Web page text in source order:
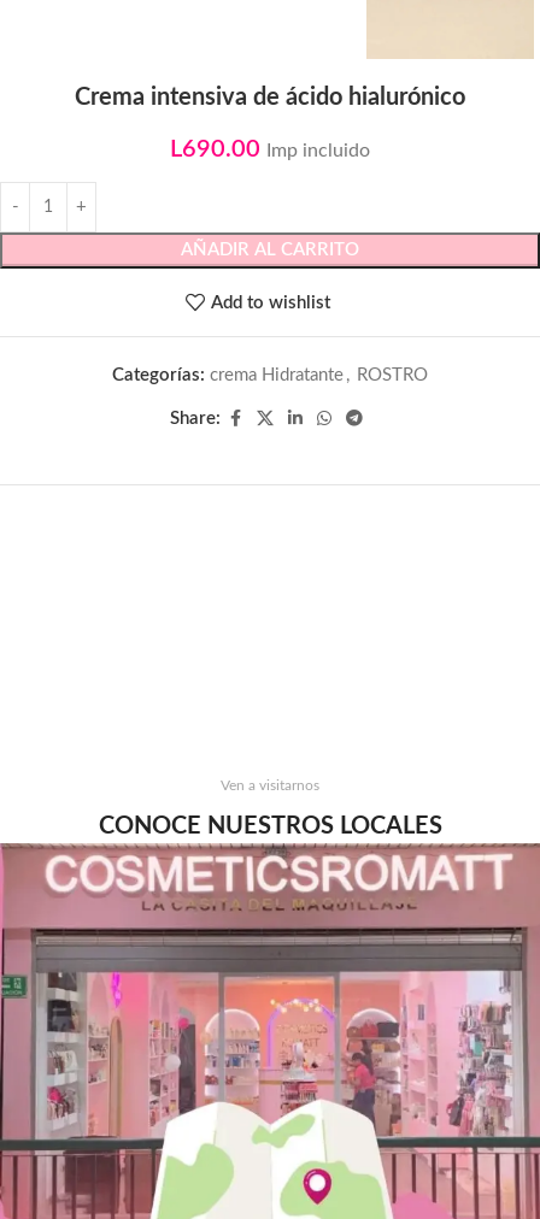
Crema intensiva de ácido hialurónico
L690.00 Imp incluido
AÑADIR AL CARRITO
Add to wishlist
Categorías: crema Hidratante , ROSTRO
Share:
Ven a visitarnos
CONOCE NUESTROS LOCALES